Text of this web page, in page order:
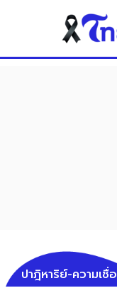
ปาฎิหาริย์-ความเชื่อ